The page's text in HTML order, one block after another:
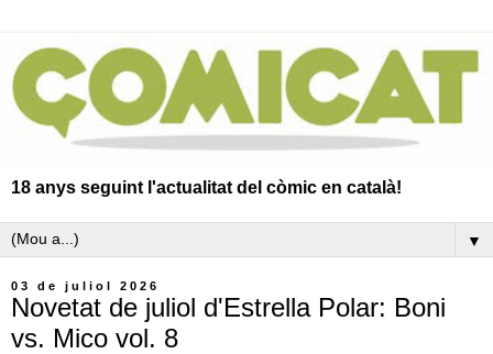
18 anys seguint l'actualitat del còmic en català!
▼
03 de juliol 2026
Novetat de juliol d'Estrella Polar: Boni
vs. Mico vol. 8